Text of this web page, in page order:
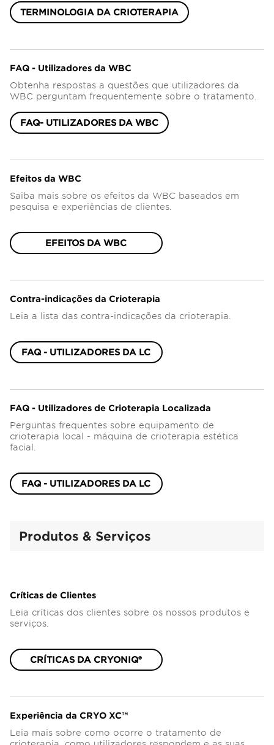
TERMINOLOGIA DA CRIOTERAPIA
FAQ - Utilizadores da WBC
Obtenha respostas a questões que utilizadores da
WBC perguntam frequentemente sobre o tratamento.
FAQ- UTILIZADORES DA WBC
Efeitos da WBC
Saiba mais sobre os efeitos da WBC baseados em
pesquisa e experiências de clientes.
EFEITOS DA WBC
Contra-indicações da Crioterapia
Leia a lista das contra-indicações da crioterapia.
FAQ - UTILIZADORES DA LC
FAQ - Utilizadores de Crioterapia Localizada
Perguntas frequentes sobre equipamento de
crioterapia local - máquina de crioterapia estética
facial.
FAQ - UTILIZADORES DA LC
Produtos & Serviços
Críticas de Clientes
Leia críticas dos clientes sobre os nossos produtos e
serviços.
CRÍTICAS DA CRYONIQ®
Experiência da CRYO XC™
Leia mais sobre como ocorre o tratamento de